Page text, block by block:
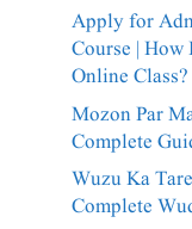
Apply for
Course |
Mozon Par
Wuzu Ka